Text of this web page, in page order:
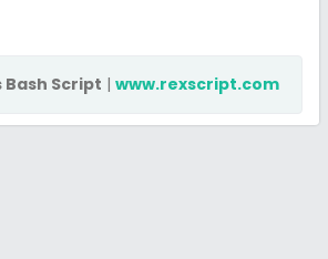
Bash Script | www.rexscript.com